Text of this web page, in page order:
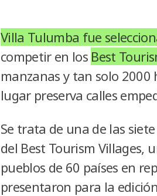
Villa Tulumba fue
competir en los Best
manzanas y tan solo
lugar preserva calles
Se trata de una de las
del Best Tourism Villages,
pueblos de 60 países en
presentaron para la